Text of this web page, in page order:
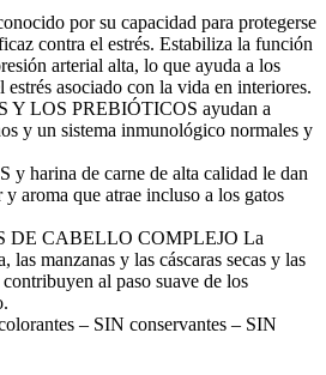
por su capacidad para protegerse
contra el estrés. Estabiliza la función
arterial alta, lo que ayuda a los
estrés asociado con la vida en interiores.
Y LOS PREBIÓTICOS ayudan a
y un sistema inmunológico normales y
y harina de carne de alta calidad le dan
aroma que atrae incluso a los gatos
DE CABELLO COMPLEJO La
las manzanas y las cáscaras secas y las
al paso suave de los
– SIN conservantes – SIN